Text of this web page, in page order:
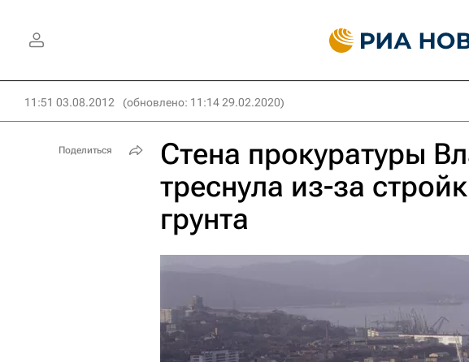
11:51 03.08.2012 (обновлено: 11:14 29.02.2020)
Стена прокуратуры
треснула из-за
грунта
Поделиться